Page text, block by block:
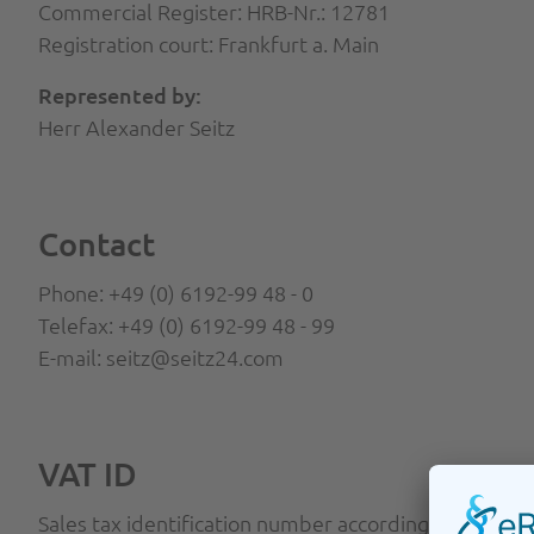
Commercial Register: HRB-Nr.: 12781
Registration court: Frankfurt a. Main
Represented by:
Herr Alexander Seitz
Contact
Phone: +49 (0) 6192-99 48 - 0
Telefax: +49 (0) 6192-99 48 - 99
E-mail: seitz@seitz24.com
VAT ID
Sales tax identification number according to Sect. 27